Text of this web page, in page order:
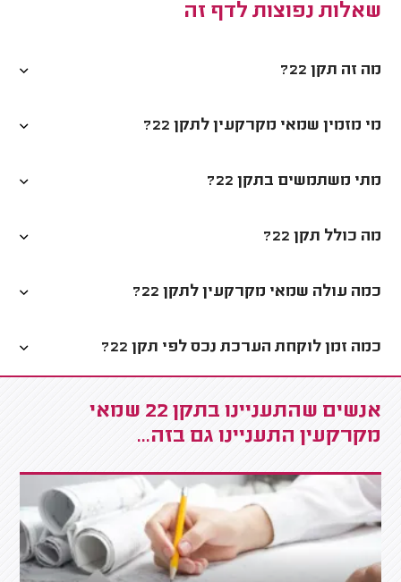
שאלות נפוצות לדף זה
מה זה תקן 22?
מי מזמין שמאי מקרקעין לתקן 22?
מתי משתמשים בתקן 22?
מה כולל תקן 22?
כמה עולה שמאי מקרקעין לתקן 22?
כמה זמן לוקחת הערכת נכס לפי תקן 22?
אנשים שהתעניינו בתקן 22 שמאי
מקרקעין התעניינו גם בזה...